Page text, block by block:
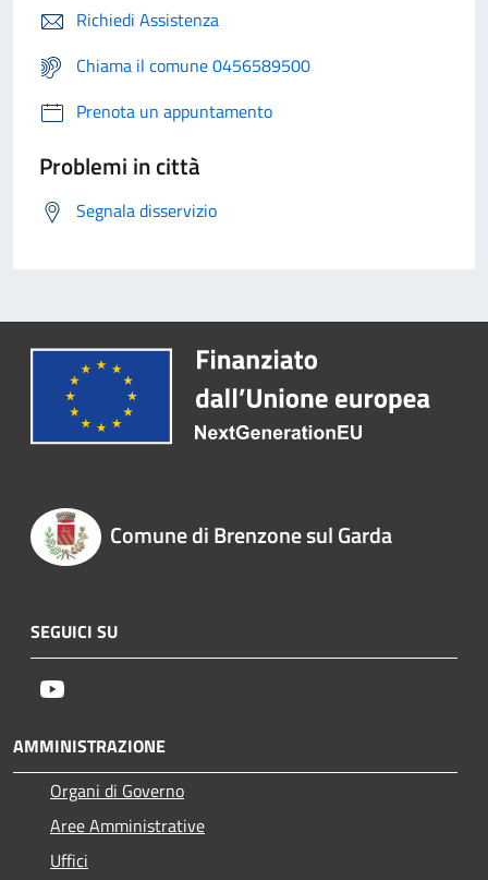
Richiedi Assistenza
Chiama il comune 0456589500
Prenota un appuntamento
Problemi in città
Segnala disservizio
Comune di Brenzone sul Garda
SEGUICI SU
AMMINISTRAZIONE
Organi di Governo
Aree Amministrative
Uffici